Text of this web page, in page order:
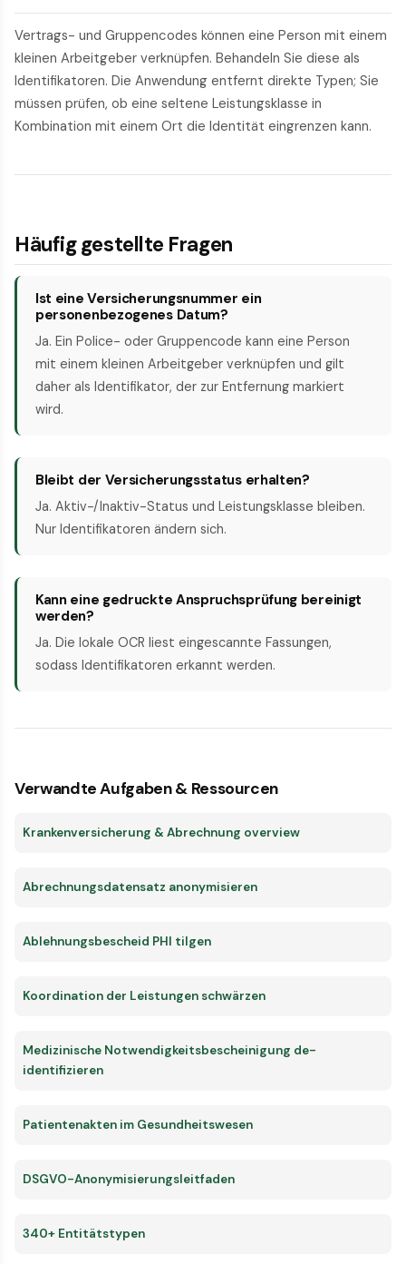
Vertrags- und Gruppencodes können eine Person mit einem
kleinen Arbeitgeber verknüpfen. Behandeln Sie diese als
Identifikatoren. Die Anwendung entfernt direkte Typen; Sie
müssen prüfen, ob eine seltene Leistungsklasse in
Kombination mit einem Ort die Identität eingrenzen kann.
Häufig gestellte Fragen
Ist eine Versicherungsnummer ein
personenbezogenes Datum?
Ja. Ein Police- oder Gruppencode kann eine Person
mit einem kleinen Arbeitgeber verknüpfen und gilt
daher als Identifikator, der zur Entfernung markiert
wird.
Bleibt der Versicherungsstatus erhalten?
Ja. Aktiv-/Inaktiv-Status und Leistungsklasse bleiben.
Nur Identifikatoren ändern sich.
Kann eine gedruckte Anspruchsprüfung bereinigt
werden?
Ja. Die lokale OCR liest eingescannte Fassungen,
sodass Identifikatoren erkannt werden.
Verwandte Aufgaben & Ressourcen
Krankenversicherung & Abrechnung overview
Abrechnungsdatensatz anonymisieren
Ablehnungsbescheid PHI tilgen
Koordination der Leistungen schwärzen
Medizinische Notwendigkeitsbescheinigung de-
identifizieren
Patientenakten im Gesundheitswesen
DSGVO-Anonymisierungsleitfaden
340+ Entitätstypen